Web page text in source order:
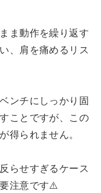
ま動作を繰り返す
、肩を痛めるリス
ンチにしっかり固
ことですが、この
得られません。
らせすぎるケース
注意です⚠️